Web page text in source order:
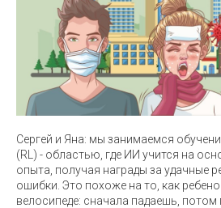
Сергей и Яна: мы занимаемся
(RL) - областью, где ИИ учится на
опыта, получая награды за удачные
ошибки. Это похоже на то, как
велосипеде: сначала падаешь, потом